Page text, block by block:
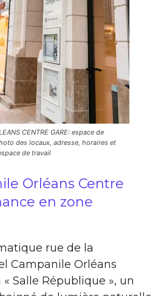
CENTRE GARE: espace de
des locaux, adresse, horaires et
de travail
Orléans Centre
en zone
rue de la
Campanile Orléans
Salle République », un